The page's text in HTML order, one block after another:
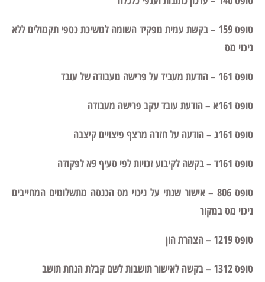
טופס 159 – בקשת עמית מפקיד השומה למשיכת כספי תקמולים ללא
ניכוי מס
טופס 161 – הודעת מעביד על פרישה מעבודה של עובד
טופס 161א – הודעת עובד עקב פרישה מעבודה
טופס 161ג – הודעה על חזרה מרצף פיצויים קיצבה
טופס 161ד – בקשה לקיבוע זכויות לפי סעיף 9א לפקודה
טופס 806 – אישור שנתי על ניכוי מס הכנסה מתשלומים המחייבים
ניכוי מס במקור
טופס 1219 – הצהרת הון
טופס 1312 – בקשה לאישור תושבות לשם קבלת הנחת תושב